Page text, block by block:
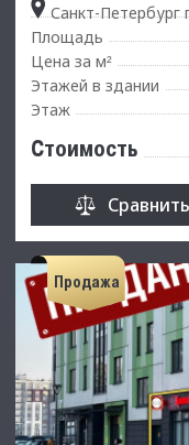
Санкт-Петербург
Площадь
Цена за м²
Этажей в здании
Этаж
Стоимость
Сравнить
Продажа